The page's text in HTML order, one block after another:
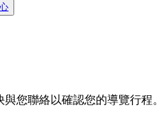
您聯絡以確認您的導覽行程。